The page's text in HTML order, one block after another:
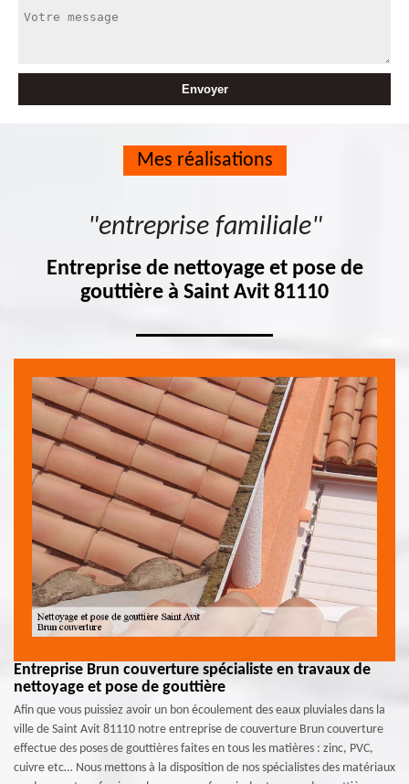
Mes réalisations
"entreprise familiale"
Entreprise de nettoyage et pose de
gouttière à Saint Avit 81110
Entreprise Brun couverture spécialiste en travaux de
nettoyage et pose de gouttière
Afin que vous puissiez avoir un bon écoulement des eaux pluviales dans la
ville de Saint Avit 81110 notre entreprise de couverture Brun couverture
effectue des poses de gouttières faites en tous les matières : zinc, PVC,
cuivre etc… Nous mettons à la disposition de nos spécialistes des matériaux